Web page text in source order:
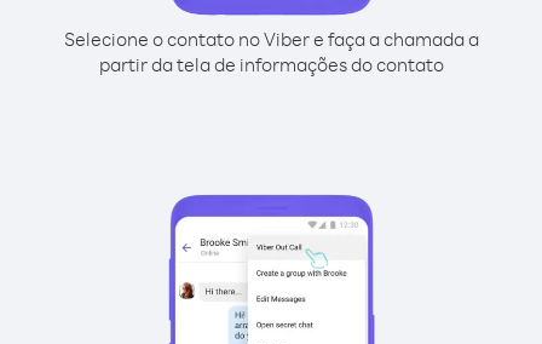
Selecione o contato no Viber e faça a chamada a
partir da tela de informações do contato